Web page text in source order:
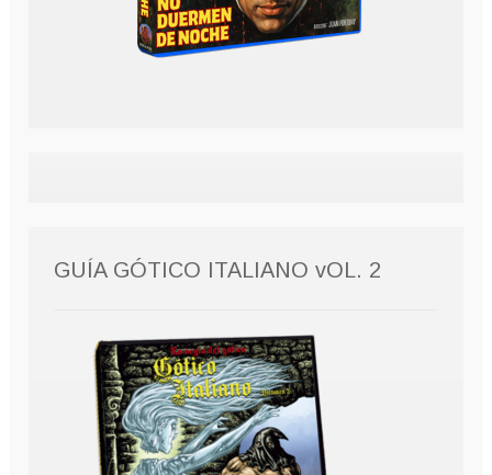
GUÍA GÓTICO ITALIANO vOL. 2